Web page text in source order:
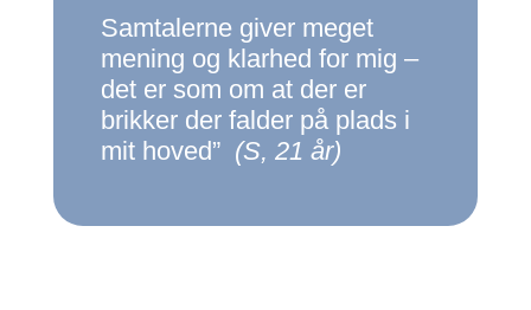
Samtalerne giver meget
mening og klarhed for mig –
det er som om at der er
brikker der falder på plads i
mit hoved” (S, 21 år)